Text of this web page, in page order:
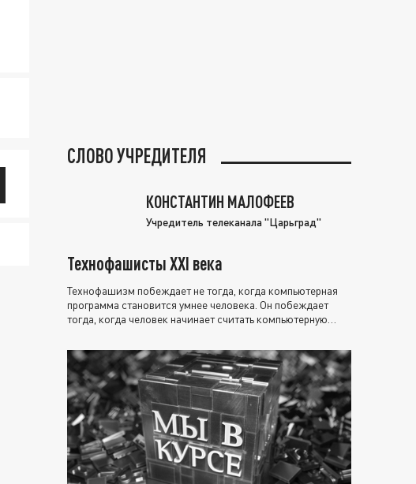
СЛОВО УЧРЕДИТЕЛЯ
КОНСТАНТИН МАЛОФЕЕВ
Учредитель телеканала "Царьград"
Технофашисты XXI века
Технофашизм побеждает не тогда, когда компьютерная
программа становится умнее человека. Он побеждает
тогда, когда человек начинает считать компьютерную